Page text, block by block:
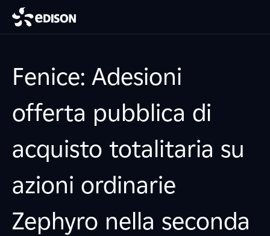
Fenice: Adesioni
offerta pubblica di
acquisto totalitaria su
azioni ordinarie
Zephyro nella seconda